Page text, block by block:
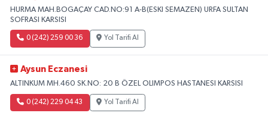
HURMA MAH.BOGAÇAY CAD.NO:91 A-B(ESKI SEMAZEN) URFA SULTAN
SOFRASI KARSISI
0 (242) 259 00 36 Yol Tarifi Al
Aysun Eczanesi
ALTINKUM MH.460 SK.NO: 20 B ÖZEL OLIMPOS HASTANESI KARSISI
0 (242) 229 04 43 Yol Tarifi Al